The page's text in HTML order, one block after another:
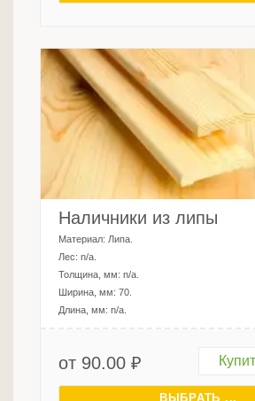
Наличники из липы
Материал: Липа.
Лес: n/a.
Толщина, мм: n/a.
Ширина, мм: 70.
Длина, мм: n/a.
от 90.00 ₽
ВЫБРАТЬ ...